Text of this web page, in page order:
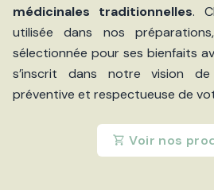
médicinales traditionnelles.
utilisée dans nos
sélectionnée pour ses bienfaits
s’inscrit dans notre vision
préventive et respectueuse de
Voir nos